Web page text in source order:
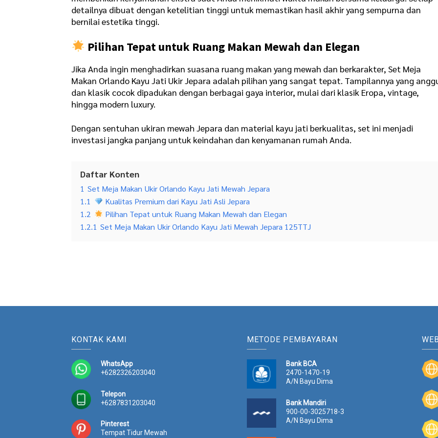
detailnya dibuat dengan ketelitian tinggi untuk memastikan hasil akhir yang sempurna dan
bernilai estetika tinggi.
Pilihan Tepat untuk Ruang Makan Mewah dan Elegan
Jika Anda ingin menghadirkan suasana ruang makan yang mewah dan berkarakter, Set Meja
Makan Orlando Kayu Jati Ukir Jepara adalah pilihan yang sangat tepat. Tampilannya yang
dan klasik cocok dipadukan dengan berbagai gaya interior, mulai dari klasik Eropa, vintage,
hingga modern luxury.
Dengan sentuhan ukiran mewah Jepara dan material kayu jati berkualitas, set ini menjadi
investasi jangka panjang untuk keindahan dan kenyamanan rumah Anda.
Daftar Konten
1 Set Meja Makan Ukir Orlando Kayu Jati Mewah Jepara
1.1
Kualitas Premium dari Kayu Jati Asli Jepara
1.2
Pilihan Tepat untuk Ruang Makan Mewah dan Elegan
1.2.1 Set Meja Makan Ukir Orlando Kayu Jati Mewah Jepara 125TTJ
KONTAK KAMI
WhatsApp
+6282326203040
Telepon
+6287831203040
Pinterest
Tempat Tidur Mewah
METODE PEMBAYARAN
Bank BCA
2470-1470-19
A/N Bayu Dima
Bank Mandiri
900-00-3025718-3
A/N Bayu Dima